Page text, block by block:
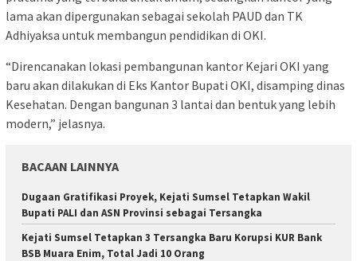
lama akan dipergunakan sebagai sekolah PAUD dan TK
Adhiyaksa untuk membangun pendidikan di OKI.
“Direncanakan lokasi pembangunan kantor Kejari OKI yang
baru akan dilakukan di Eks Kantor Bupati OKI, disamping dinas
Kesehatan. Dengan bangunan 3 lantai dan bentuk yang lebih
modern,” jelasnya.
BACAAN LAINNYA
Dugaan Gratifikasi Proyek, Kejati Sumsel Tetapkan Wakil
Bupati PALI dan ASN Provinsi sebagai Tersangka
Kejati Sumsel Tetapkan 3 Tersangka Baru Korupsi KUR Bank
BSB Muara Enim, Total Jadi 10 Orang